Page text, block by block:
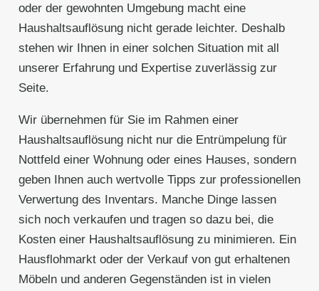
oder der gewohnten Umgebung macht eine
Haushaltsauflösung nicht gerade leichter. Deshalb
stehen wir Ihnen in einer solchen Situation mit all
unserer Erfahrung und Expertise zuverlässig zur
Seite.
Wir übernehmen für Sie im Rahmen einer
Haushaltsauflösung nicht nur die Entrümpelung für
Nottfeld einer Wohnung oder eines Hauses, sondern
geben Ihnen auch wertvolle Tipps zur professionellen
Verwertung des Inventars. Manche Dinge lassen
sich noch verkaufen und tragen so dazu bei, die
Kosten einer Haushaltsauflösung zu minimieren. Ein
Hausflohmarkt oder der Verkauf von gut erhaltenen
Möbeln und anderen Gegenständen ist in vielen